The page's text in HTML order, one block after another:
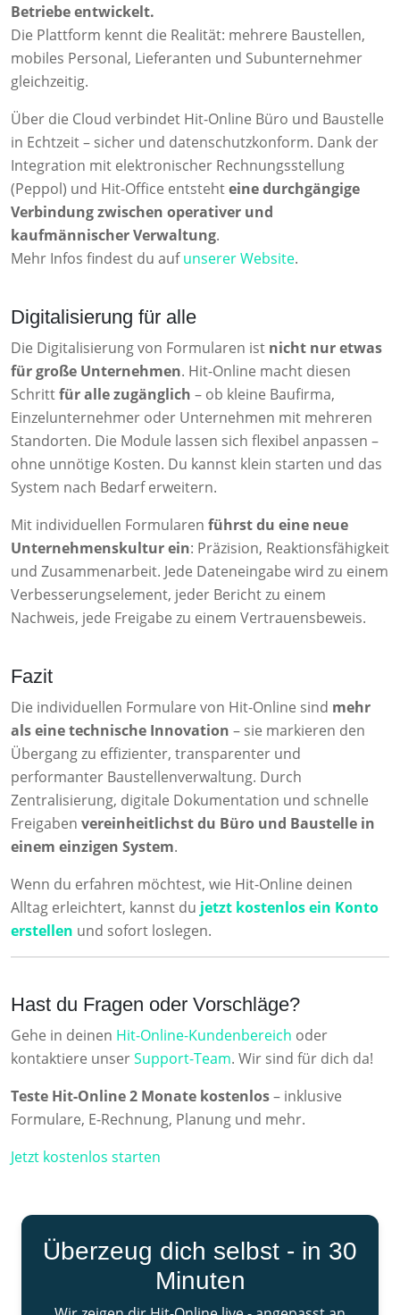
Betriebe entwickelt.
Die Plattform kennt die Realität: mehrere Baustellen,
mobiles Personal, Lieferanten und Subunternehmer
gleichzeitig.
Über die Cloud verbindet Hit-Online Büro und Baustelle
in Echtzeit – sicher und datenschutzkonform. Dank der
Integration mit elektronischer Rechnungsstellung
(Peppol) und Hit-Office entstehteine durchgängige
Verbindung zwischen operativer und
kaufmännischer Verwaltung.
Mehr Infos findest du aufunserer Website.
Digitalisierung für alle
Die Digitalisierung von Formularen ist nicht nur etwas
für große Unternehmen. Hit-Online macht diesen
Schrittfür alle zugänglich – ob kleine Baufirma,
Einzelunternehmer oder Unternehmen mit mehreren
Standorten. Die Module lassen sich flexibel anpassen –
ohne unnötige Kosten. Du kannst klein starten und das
System nach Bedarf erweitern.
Mit individuellen Formularen führst du eine neue
Unternehmenskultur ein: Präzision, Reaktionsfähigkeit
und Zusammenarbeit. Jede Dateneingabe wird zu einem
Verbesserungselement, jeder Bericht zu einem
Nachweis, jede Freigabe zu einem Vertrauensbeweis.
Fazit
Die individuellen Formulare von Hit-Online sind mehr
als eine technische Innovation – sie markieren den
Übergang zu effizienter, transparenter und
performanter Baustellenverwaltung. Durch
Zentralisierung, digitale Dokumentation und schnelle
Freigaben vereinheitlichst du Büro und Baustelle in
einem einzigen System.
Wenn du erfahren möchtest, wie Hit-Online deinen
Alltag erleichtert, kannst du jetzt kostenlos ein Konto
erstellen und sofort loslegen.
Hast du Fragen oder Vorschläge?
Gehe in deinen Hit-Online-Kundenbereich oder
kontaktiere unserSupport-Team. Wir sind für dich da!
Teste Hit-Online 2 Monate kostenlos– inklusive
Formulare, E-Rechnung, Planung und mehr.
Jetzt kostenlos starten
Überzeug dich selbst - in 30
Minuten